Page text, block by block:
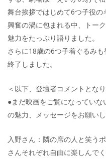
舞台挨拶ではじめて6つ子役
興奮の渦に包まれる中、トー
魅力をたっぷり語りました。
さらに18歳の6つ子着ぐるみ
終了しました。
＜以下、登壇者コメントとな
●まだ映画をご覧になってい
の魅力、メッセージをお願いし
入野さん：隣の席の人と笑う
さんそれぞれ自由に楽しんで